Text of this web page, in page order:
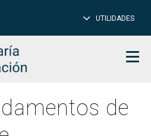
UTILIDADES
de